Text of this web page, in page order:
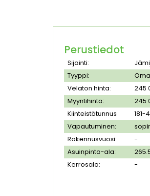
Perustiedot
Sijainti:
Tyyppi:
Velaton hinta:
245
Myyntihinta:
245
Kiinteistötunnus
181-
Vapautuminen:
Rakennusvuosi:
-
Asuinpinta-ala:
Kerrosala:
-